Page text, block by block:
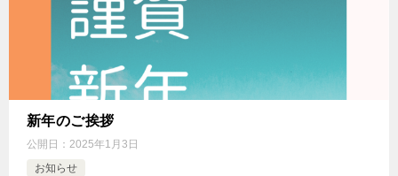
新年のご挨拶
公開日： 2025年1月3日
お知らせ